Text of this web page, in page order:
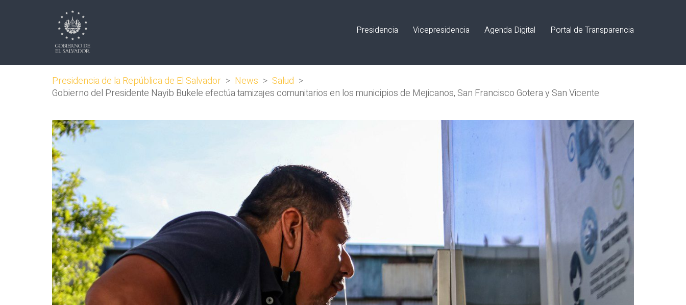
Presidencia Vicepresidencia Agenda Digital Portal de Transparencia
Presidencia de la República de El Salvador > News > Salud >
Gobierno del Presidente Nayib Bukele efectúa tamizajes comunitarios en los municipios de Mejicanos, San Francisco Gotera y San Vicente